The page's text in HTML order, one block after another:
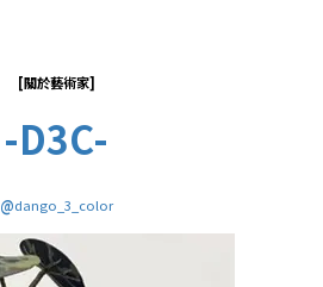
[關於藝術家]
-D3C-
@dango_3_color